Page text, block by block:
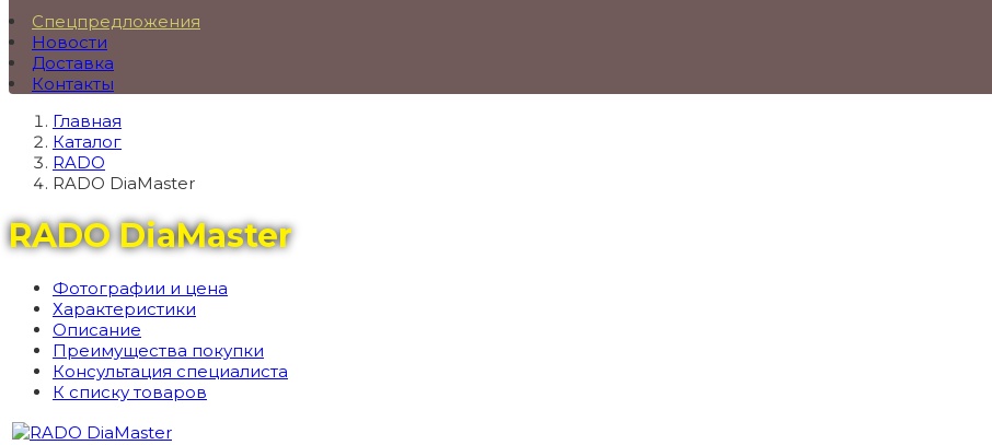
Спецпредложения
Новости
Доставка
Контакты
Главная
Каталог
RADO
RADO DiaMaster
RADO DiaMaster
Фотографии и цена
Характеристики
Описание
Преимущества покупки
Консультация специалиста
К списку товаров